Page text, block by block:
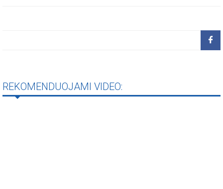
REKOMENDUOJAMI VIDEO: